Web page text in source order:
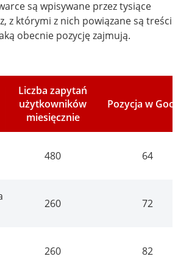
są wpisywane przez tysiące
z którymi z nich powiązane są treści
obecnie pozycję zajmują.
Liczba zapytań
użytkowników
miesięcznie
Pozycja w
480 64
260 72
260 82